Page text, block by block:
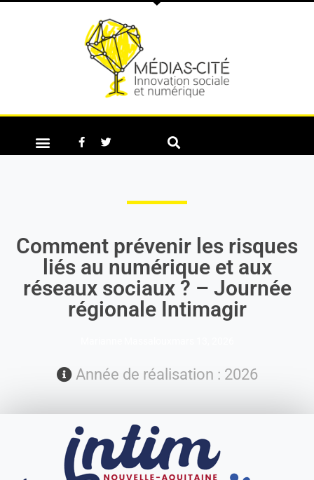
Comment prévenir les risques
liés au numérique et aux
réseaux sociaux ? – Journée
régionale Intimagir
Année de réalisation : 2026